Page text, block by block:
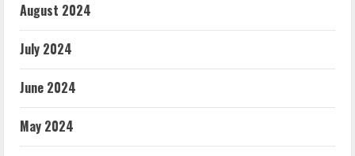
August 2024
July 2024
June 2024
May 2024